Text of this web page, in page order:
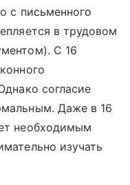
с письменного
в трудовом
С 16
согласие
Даже в 16
необходимым
изучать